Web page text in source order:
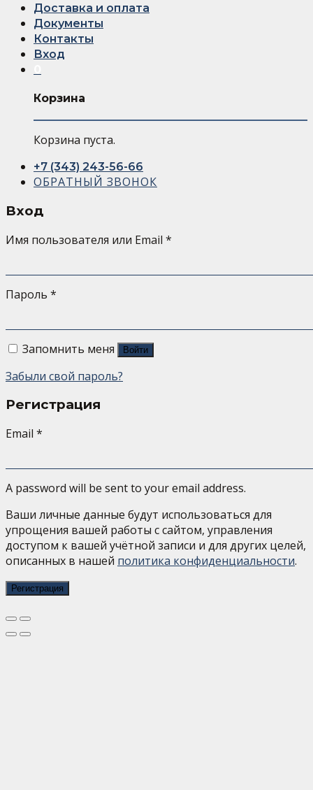
Доставка и оплата
Документы
Контакты
Вход
Корзина
Корзина пуста.
+7 (343) 243-56-66
ОБРАТНЫЙ ЗВОНОК
Вход
Имя пользователя или Email *
Пароль *
Запомнить меня Войти
Забыли свой пароль?
Регистрация
Email *
A password will be sent to your email address.
Ваши личные данные будут использоваться для
упрощения вашей работы с сайтом, управления
доступом к вашей учётной записи и для других целей,
описанных в нашей политика конфиденциальности.
Регистрация